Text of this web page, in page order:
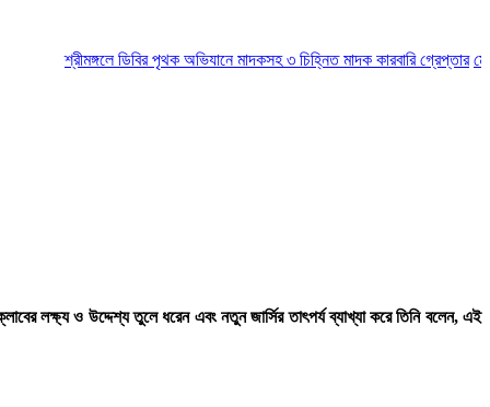
শ্রীমঙ্গলে ডিবির পৃথক অভিযানে মাদকসহ ৩ চিহ্নিত মাদক কারবারি গ্রেপ্তার
লক্ষ্য ও উদ্দেশ্য তুলে ধরেন এবং নতুন জার্সির তাৎপর্য ব্যাখ্যা করে তিনি বলেন, এই